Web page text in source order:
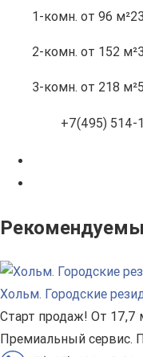
1-комн. от 96 м²
2-комн. от 152 м²
3-комн. от 218 м²
+7(495) 514-
Хольм. Городские
Старт продаж! От 17,7
Премиальный сервис.